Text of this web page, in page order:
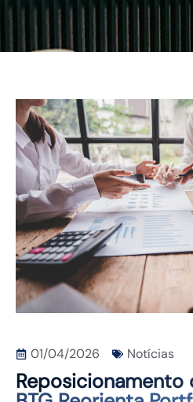
MONTE SUA
CONTATO
01/04/2026 Notícias
Reposicionamento